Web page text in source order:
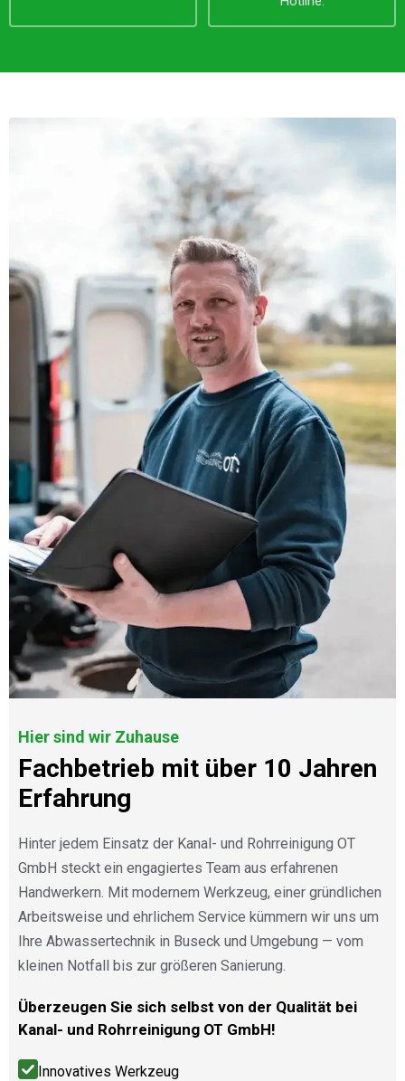
Hier sind wir Zuhause
Fachbetrieb mit über 10 Jahren
Erfahrung
Hinter jedem Einsatz der Kanal- und Rohrreinigung OT
GmbH steckt ein engagiertes Team aus erfahrenen
Handwerkern. Mit modernem Werkzeug, einer gründlichen
Arbeitsweise und ehrlichem Service kümmern wir uns um
Ihre Abwassertechnik in Buseck und Umgebung — vom
kleinen Notfall bis zur größeren Sanierung.
Überzeugen Sie sich selbst von der Qualität bei
Kanal- und Rohrreinigung OT GmbH!
Innovatives Werkzeug